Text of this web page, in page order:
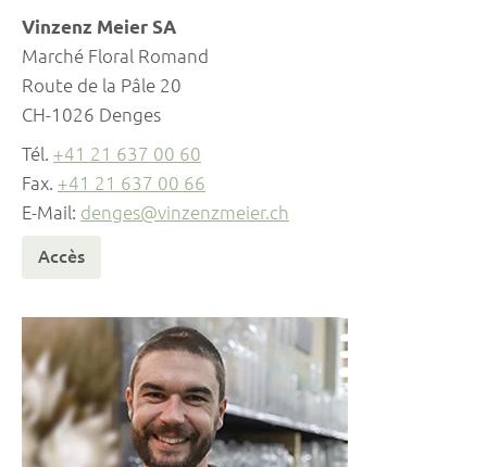
Vinzenz Meier SA
Marché Floral Romand
Route de la Pâle 20
CH-1026 Denges
Tél. +41 21 637 00 60
Fax. +41 21 637 00 66
E-Mail: denges@vinzenzmeier.ch
Accès